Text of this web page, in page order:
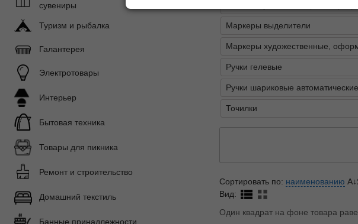
Маркеры выделители
Маркеры художественные,
Ручки гелевые
Ручки шариковые автоматические
Точилки
Сортировать по: наименованию
Вид:
Один квадрат на фоне товара
сувениры
Туризм и рыбалка
Галантерея
Электротовары
Интерьер
Бытовая техника
Товары для пикника
Ремонт и строительство
Домашний текстиль
Банные принадлежности